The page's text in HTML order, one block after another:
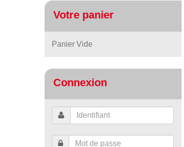
Votre panier
Panier Vide
Connexion